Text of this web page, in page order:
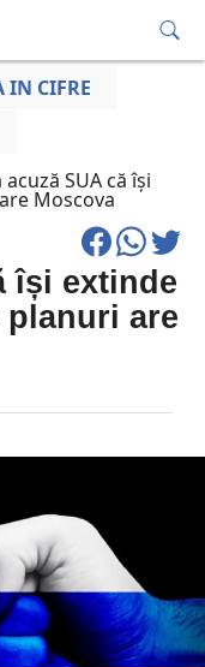
IN CIFRE
acuză SUA că își
Moscova
își extinde
are